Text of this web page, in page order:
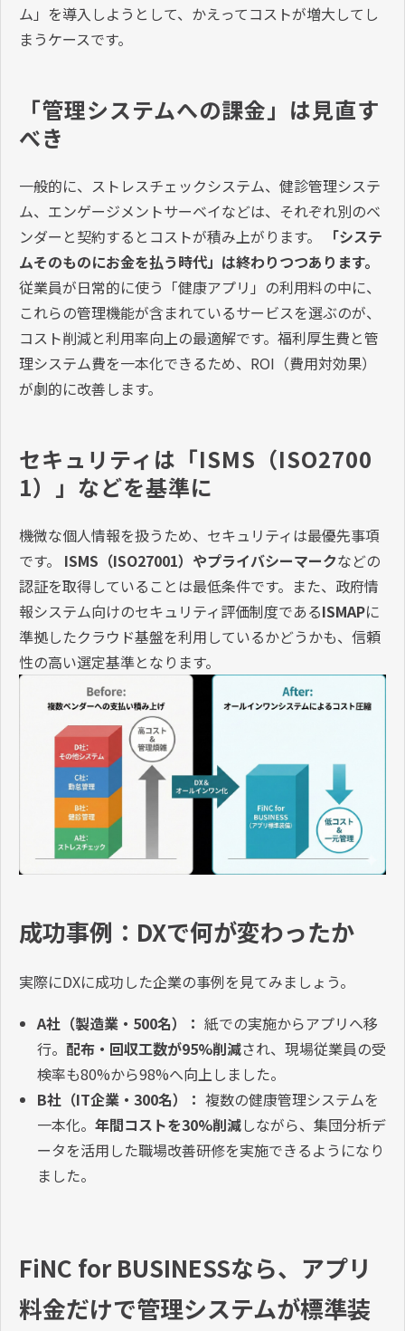
ム」を導入しようとして、かえってコストが増大してし
まうケースです。
「管理システムへの課金」は見直す
べき
一般的に、ストレスチェックシステム、健診管理システ
ム、エンゲージメントサーベイなどは、それぞれ別のベ
ンダーと契約するとコストが積み上がります。
「システ
ムそのものにお金を払う時代」は終わりつつあります。
従業員が日常的に使う「健康アプリ」の利用料の中に、
これらの管理機能が含まれているサービスを選ぶのが、
コスト削減と利用率向上の最適解です。福利厚生費と管
理システム費を一本化できるため、ROI（費用対効果）
が劇的に改善します。
セキュリティは「ISMS（ISO2700
1）」などを基準に
機微な個人情報を扱うため、セキュリティは最優先事項
です。 ISMS（ISO27001）やプライバシーマークなどの
認証を取得していることは最低条件です。また、政府情
報システム向けのセキュリティ評価制度であるISMAPに
準拠したクラウド基盤を利用しているかどうかも、信頼
性の高い選定基準となります。
成功事例：DXで何が変わったか
実際にDXに成功した企業の事例を見てみましょう。
A社（製造業・500名）： 紙での実施からアプリへ移
行。 配布・回収工数が95%削減され、現場従業員の受
検率も80%から98%へ向上しました。
B社（IT企業・300名）： 複数の健康管理システムを
一本化。 年間コストを30%削減しながら、集団分析デ
ータを活用した職場改善研修を実施できるようになり
ました。
FiNC for BUSINESSなら、アプリ
料金だけで管理システムが標準装